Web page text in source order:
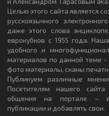
Целью этого сайта является
русскоязычного
даже этого слова
еврокубков с 1955 года.
удобного и
материалов по данной теме
фото материалы, сканы
Публикуем различные
Посетителям нашего сайта
общения на портале –
публикации и добавлять свои.